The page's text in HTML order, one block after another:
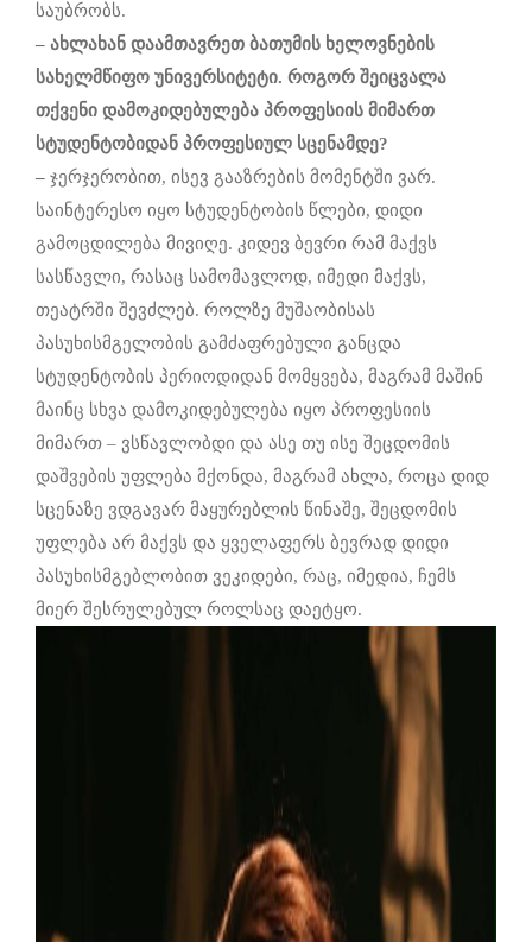
საუბრობს.
– ახლახან დაამთავრეთ ბათუმის ხელოვნების
სახელმწიფო უნივერსიტეტი. როგორ შეიცვალა
თქვენი დამოკიდებულება პროფესიის მიმართ
სტუდენტობიდან პროფესიულ სცენამდე?
– ჯერჯერობით, ისევ გააზრების მომენტში ვარ.
საინტერესო იყო სტუდენტობის წლები, დიდი
გამოცდილება მივიღე. კიდევ ბევრი რამ მაქვს
სასწავლი, რასაც სამომავლოდ, იმედი მაქვს,
თეატრში შევძლებ. როლზე მუშაობისას
პასუხისმგელობის გამძაფრებული განცდა
სტუდენტობის პერიოდიდან მომყვება, მაგრამ მაშინ
მაინც სხვა დამოკიდებულება იყო პროფესიის
მიმართ – ვსწავლობდი და ასე თუ ისე შეცდომის
დაშვების უფლება მქონდა, მაგრამ ახლა, როცა დიდ
სცენაზე ვდგავარ მაყურებლის წინაშე, შეცდომის
უფლება არ მაქვს და ყველაფერს ბევრად დიდი
პასუხისმგებლობით ვეკიდები, რაც, იმედია, ჩემს
მიერ შესრულებულ როლსაც დაეტყო.